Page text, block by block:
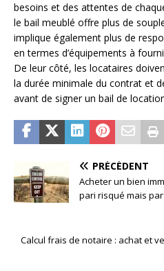
besoins et des attentes de
le bail meublé offre plus de
implique également plus de
en termes d’équipements à
De leur côté, les locataires
la durée minimale du contrat et
avant de signer un bail de
PRÉCÉDENT
Acheter un bien
pari risqué mais
Calcul frais de notaire : achat et